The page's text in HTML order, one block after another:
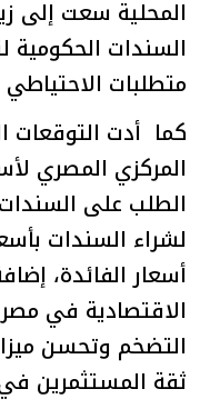
المحلية سعت إلى
السندات الحكومية
متطلبات الاحتياطي
كما أدت التوقعات
المركزي المصري
الطلب على
لشراء السندات
أسعار الفائدة،
الاقتصادية في
التضخم وتحسن
ثقة المستثمرين